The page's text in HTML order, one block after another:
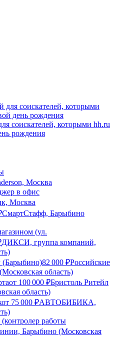
соискателей, которыми hh.ru
рождения
Москва
в офис
Москва
СмартСтафф, Барыбино
(ул.
ДИКСИ, группа компаний,
(Барыбино)82 000 ₽Российские
область)
от 100 000 ₽Бристоль Ритейл
область)
от 75 000 ₽АВТОБИБИКА,
работы
Барыбино (Московская